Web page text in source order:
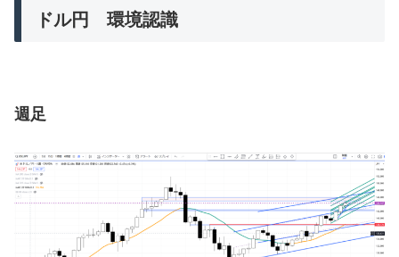
ドル円 環境認識
週足